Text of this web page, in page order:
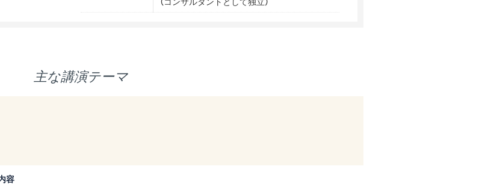
主な講演テーマ
容